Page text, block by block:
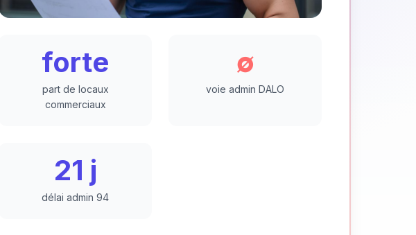
forte
part de locaux
commerciaux
∅
voie admin DALO
21 j
délai admin 94